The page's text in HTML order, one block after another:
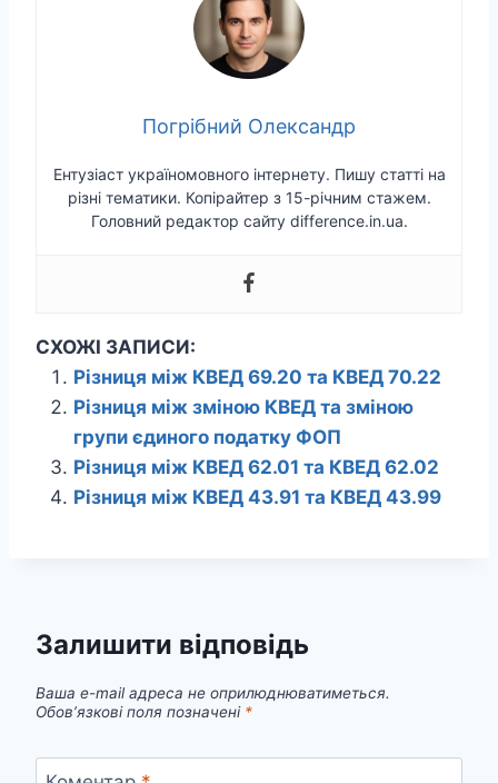
Погрібний Олександр
Ентузіаст україномовного інтернету. Пишу статті на
різні тематики. Копірайтер з 15-річним стажем.
Головний редактор сайту difference.in.ua.
СХОЖІ ЗАПИСИ:
Різниця між КВЕД 69.20 та КВЕД 70.22
Різниця між зміною КВЕД та зміною
групи єдиного податку ФОП
Різниця між КВЕД 62.01 та КВЕД 62.02
Різниця між КВЕД 43.91 та КВЕД 43.99
Залишити відповідь
Ваша e-mail адреса не оприлюднюватиметься.
Обов’язкові поля позначені *